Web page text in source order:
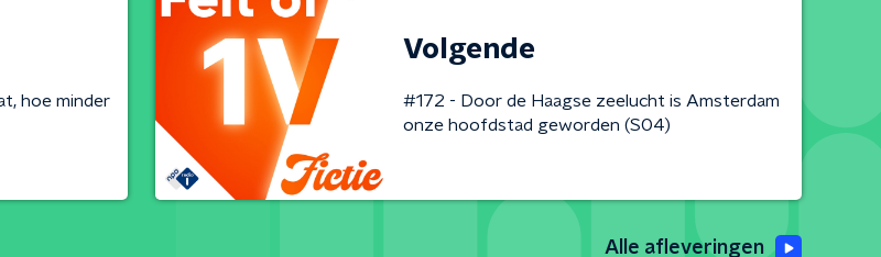
hoe minder
Volgende
#172 - Door de Haagse zeelucht is Amsterdam
onze hoofdstad geworden (S04)
Alle afleveringen